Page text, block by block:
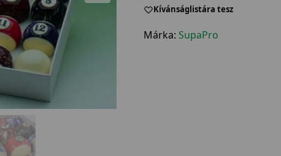
Kívánságlistára tesz
Márka: SupaPro